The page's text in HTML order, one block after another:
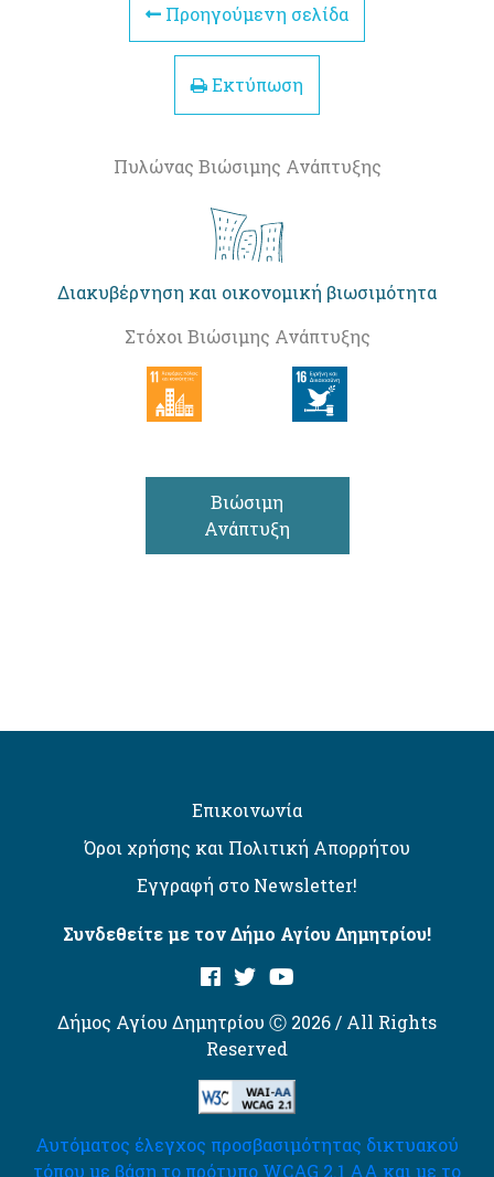
Προηγούμενη σελίδα
Εκτύπωση
Πυλώνας Βιώσιμης Ανάπτυξης
Διακυβέρνηση και οικονομική βιωσιμότητα
Στόχοι Βιώσιμης Ανάπτυξης
Βιώσιμη
Ανάπτυξη
Επικοινωνία
Όροι χρήσης και Πολιτική Απορρήτου
Εγγραφή στο Newsletter!
Συνδεθείτε με τον Δήμο Αγίου Δημητρίου!
Δήμος Αγίου Δημητρίου Ⓒ 2026 / All Rights
Reserved
Αυτόματος έλεγχος προσβασιμότητας δικτυακού
τόπου με βάση το πρότυπο WCAG 2.1 AA και με το